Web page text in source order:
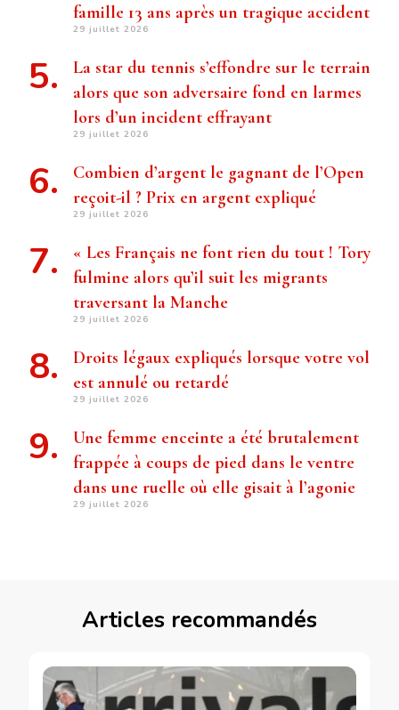
famille 13 ans après un tragique accident
29 juillet 2026
La star du tennis s’effondre sur le terrain
alors que son adversaire fond en larmes
lors d’un incident effrayant
29 juillet 2026
Combien d’argent le gagnant de l’Open
reçoit-il ? Prix ​​en argent expliqué
29 juillet 2026
« Les Français ne font rien du tout ! Tory
fulmine alors qu’il suit les migrants
traversant la Manche
29 juillet 2026
Droits légaux expliqués lorsque votre vol
est annulé ou retardé
29 juillet 2026
Une femme enceinte a été brutalement
frappée à coups de pied dans le ventre
dans une ruelle où elle gisait à l’agonie
29 juillet 2026
Articles recommandés